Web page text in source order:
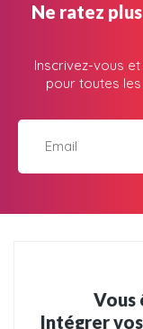
Ne ratez
Inscrivez-vous
pour toutes
Vous
Intégrer